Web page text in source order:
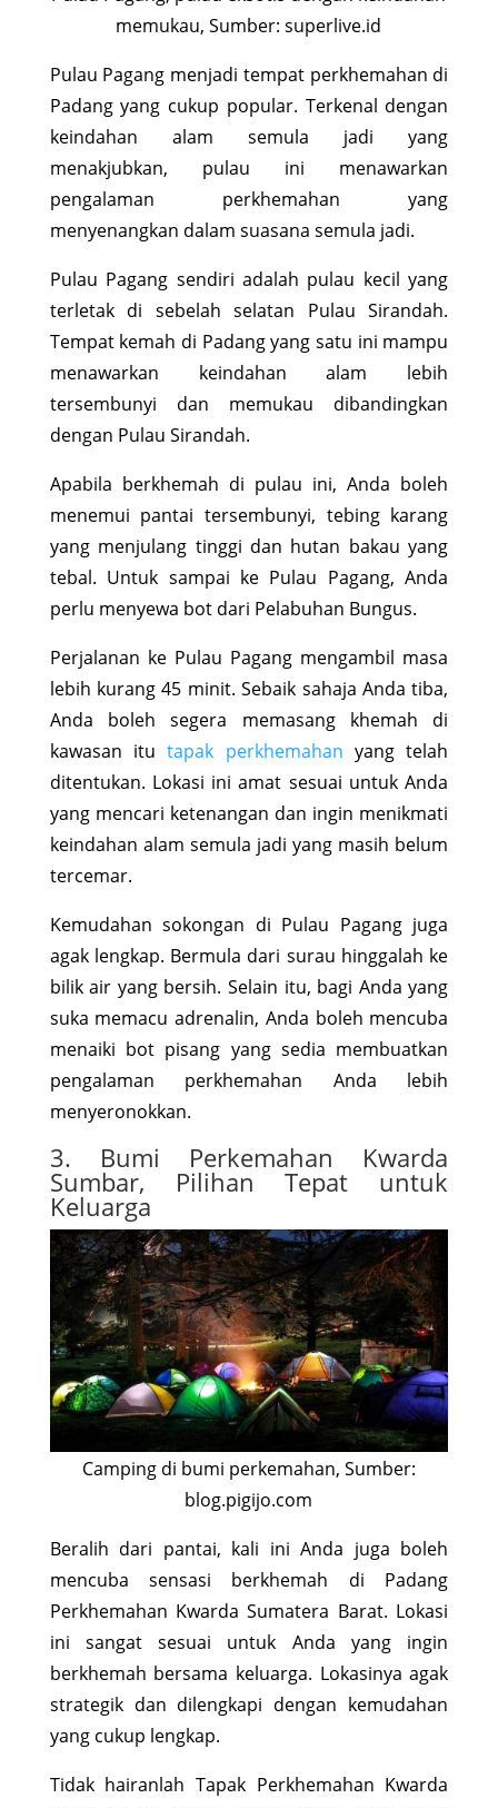
memukau, Sumber: superlive.id
Pulau Pagang menjadi tempat perkhemahan di
Padang yang cukup popular. Terkenal dengan
keindahan alam semula jadi yang
menakjubkan, pulau ini menawarkan
pengalaman perkhemahan yang
menyenangkan dalam suasana semula jadi.
Pulau Pagang sendiri adalah pulau kecil yang
terletak di sebelah selatan Pulau Sirandah.
Tempat kemah di Padang yang satu ini mampu
menawarkan keindahan alam lebih
tersembunyi dan memukau dibandingkan
dengan Pulau Sirandah.
Apabila berkhemah di pulau ini, Anda boleh
menemui pantai tersembunyi, tebing karang
yang menjulang tinggi dan hutan bakau yang
tebal. Untuk sampai ke Pulau Pagang, Anda
perlu menyewa bot dari Pelabuhan Bungus.
Perjalanan ke Pulau Pagang mengambil masa
lebih kurang 45 minit. Sebaik sahaja Anda tiba,
Anda boleh segera memasang khemah di
kawasan itutapak perkhemahan yang telah
ditentukan. Lokasi ini amat sesuai untuk Anda
yang mencari ketenangan dan ingin menikmati
keindahan alam semula jadi yang masih belum
tercemar.
Kemudahan sokongan di Pulau Pagang juga
agak lengkap. Bermula dari surau hinggalah ke
bilik air yang bersih. Selain itu, bagi Anda yang
suka memacu adrenalin, Anda boleh mencuba
menaiki bot pisang yang sedia membuatkan
pengalaman perkhemahan Anda lebih
menyeronokkan.
3. Bumi Perkemahan Kwarda
Sumbar, Pilihan Tepat untuk
Keluarga
Camping di bumi perkemahan, Sumber:
blog.pigijo.com
Beralih dari pantai, kali ini Anda juga boleh
mencuba sensasi berkhemah di Padang
Perkhemahan Kwarda Sumatera Barat. Lokasi
ini sangat sesuai untuk Anda yang ingin
berkhemah bersama keluarga. Lokasinya agak
strategik dan dilengkapi dengan kemudahan
yang cukup lengkap.
Tidak hairanlah Tapak Perkhemahan Kwarda